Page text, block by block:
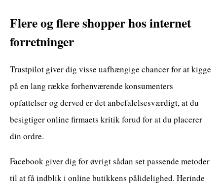
Flere og flere shopper hos internet
forretninger
Trustpilot giver dig visse uafhængige chancer for at kigge
på en lang række forhenværende konsumenters
opfattelser og derved er det anbefalelsesværdigt, at du
besigtiger online firmaets kritik forud for at du placerer
din ordre.
Facebook giver dig for øvrigt sådan set passende metoder
til at få indblik i online butikkens pålidelighed. Herinde